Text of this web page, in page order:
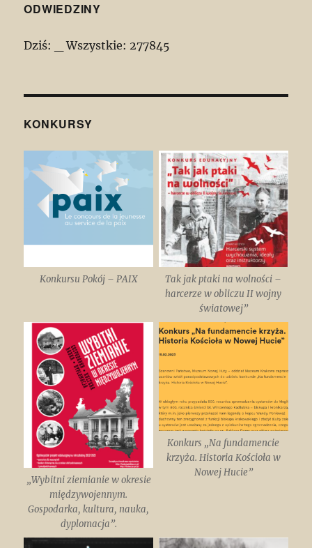
ODWIEDZINY
Dziś: Wszystkie: 277845
KONKURSY
Konkursu Pokój – PAIX
Tak jak ptaki na wolności –
harcerze w obliczu II wojny
światowej”
„Wybitni ziemianie w okresie
międzywojennym.
Gospodarka, kultura, nauka,
dyplomacja”.
Konkurs „Na fundamencie
krzyża. Historia Kościoła w
Nowej Hucie”